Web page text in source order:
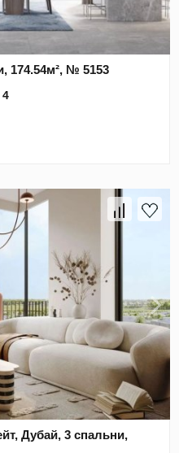
174.54м², № 5153
4
Дубай, 3 спальни,